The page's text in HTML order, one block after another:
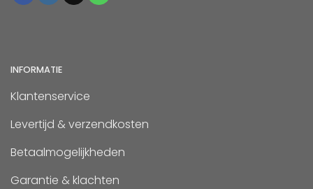
INFORMATIE
Klantenservice
Levertijd & verzendkosten
Betaalmogelijkheden
Garantie & klachten